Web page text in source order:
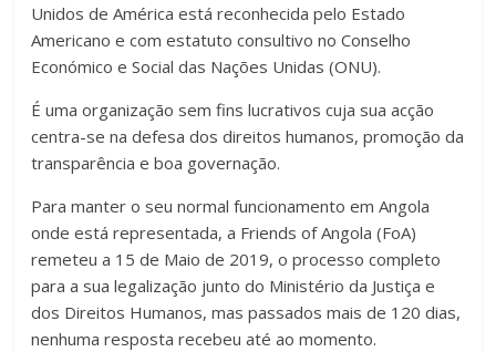
Unidos de América está reconhecida pelo Estado
Americano e com estatuto consultivo no Conselho
Económico e Social das Nações Unidas (ONU).
É uma organização sem fins lucrativos cuja sua acção
centra-se na defesa dos direitos humanos, promoção da
transparência e boa governação.
Para manter o seu normal funcionamento em Angola
onde está representada, a Friends of Angola (FoA)
remeteu a 15 de Maio de 2019, o processo completo
para a sua legalização junto do Ministério da Justiça e
dos Direitos Humanos, mas passados mais de 120 dias,
nenhuma resposta recebeu até ao momento.